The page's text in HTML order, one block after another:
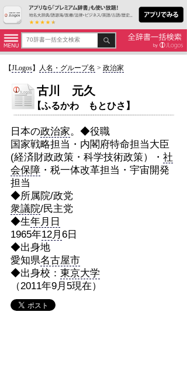
【JLogos】 人名・グループ名 > 政治家
古川 元久
【ふるかわ もとひさ】
日本の政治家。◆役職
国家戦略担当・内閣府特命担当大臣
(経済財政政策・科学技術政策）・ 社
会保障・税一体改革担当・宇宙開発
担当
◆所属院/政党
衆議院/民主党
◆生年月日
1965年12月 6日
◆出身地
愛知県名古屋市
◆出身校： 東京大学
（2011年9月5現在）